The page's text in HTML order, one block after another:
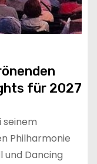
für 2027
seinem
Philharmonie
und Dancing